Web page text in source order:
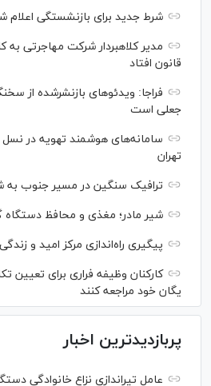
شرط جدید برای بازنشستگی اعلام
قانون افتاد
فراجا: ویدئو‌های بازنشرشده از
جعلی است
سامانه‌های هوشمند تهویه در
تهران
ترافیک سنگین در مسیر جنوب به
شیر مادر؛ مغذی و محافظ دستگاه
پیگیری راه‌اندازی مرکز امید و
کارکنان وظیفه فراری برای
یگان خود مراجعه کنند
پربازدیدترین اخبار
عامل تیراندازی نزاع خانوادگی